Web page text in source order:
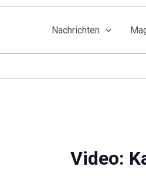
Nachrichten
Video: